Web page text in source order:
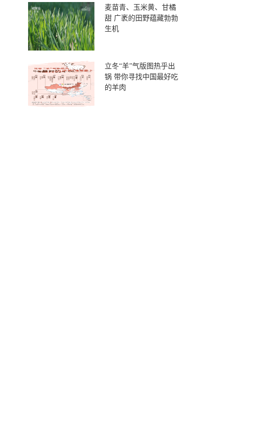
麦苗青、玉米黄、甘橘
甜 广袤的田野蕴藏勃勃
生机
立冬“羊”气版图热乎出
锅 带你寻找中国最好吃
的羊肉